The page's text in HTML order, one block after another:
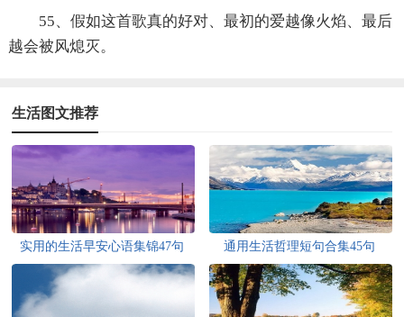
55、假如这首歌真的好对、最初的爱越像火焰、最后
越会被风熄灭。
生活图文推荐
实用的生活早安心语集锦47句 通用生活哲理短句合集45句